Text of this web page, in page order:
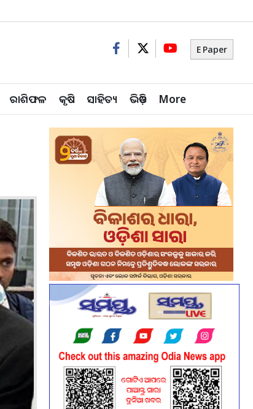
E Paper
ରାଶିଫଳ କୃଷି ସାହିତ୍ୟ ଭିଡ଼ିଓ More